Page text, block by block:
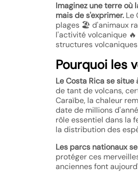
Imaginez une terre où
mais de s'exprimer. Le
plages 🏖️ d'animaux
l'activité volcanique 🔥
structures
Pourquoi les
Le Costa Rica se
de tant de volcans,
Caraïbe, la chaleur
date de millions
rôle essentiel dans la
la distribution des
Les parcs nationaux
protéger ces
anciennes font